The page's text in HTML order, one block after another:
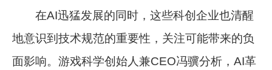
在AI迅猛发展的同时，这些科创企业也清醒
地意识到技术规范的重要性，关注可能带来的负
面影响。游戏科学创始人兼CEO冯骥分析，AI革